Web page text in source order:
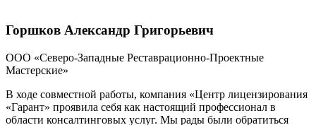
Горшков Александр Григорьевич
ООО «Северо-Западные Реставрационно-Проектные
Мастерские»
В ходе совместной работы, компания «Центр лицензирования
«Гарант» проявила себя как настоящий профессионал в
области консалтинговых услуг. Мы рады были обратиться